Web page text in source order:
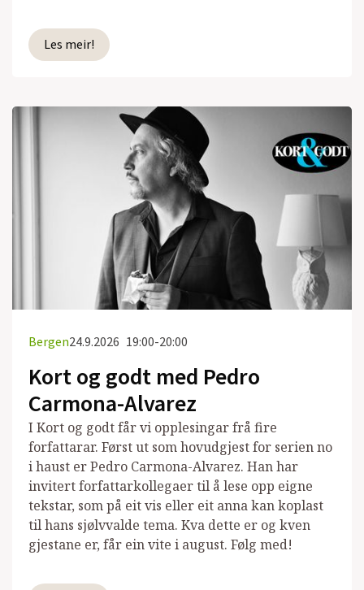
Les meir!
Bergen24.9.2026 19:00-20:00
Kort og godt med Pedro
Carmona-Alvarez
I Kort og godt får vi opplesingar frå fire
forfattarar. Først ut som hovudgjest for serien no
i haust er Pedro Carmona-Alvarez. Han har
invitert forfattarkollegaer til å lese opp eigne
tekstar, som på eit vis eller eit anna kan koplast
til hans sjølvvalde tema. Kva dette er og kven
gjestane er, får ein vite i august. Følg med!